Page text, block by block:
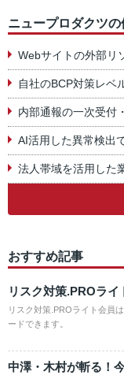
ニュープロダクツ
Webサイトの外部リ
自社のBCP対策レベ
内部通報の一次受付
AI活用した異常検出
法人帯域を活用した
おすすめ記事
リスク対策.PROラ
リスク対策.PROライト会員
ードできます。
中澤・木村が斬る！